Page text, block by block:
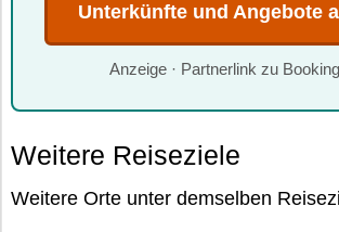
Unterkünfte und Angebote
Anzeige · Partnerlink zu
Weitere Reiseziele
Weitere Orte unter demselben